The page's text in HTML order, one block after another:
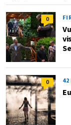
0
0 42